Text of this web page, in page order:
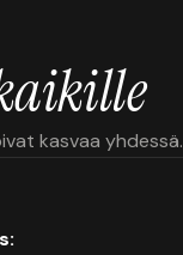
kasvaa yhdessä.